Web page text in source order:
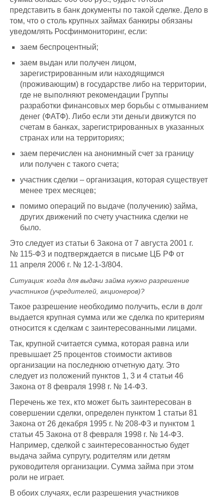
представить в банк документы по такой сделке. Дело в
том, что о столь крупных займах банкиры обязаны
уведомлять Росфинмониторинг, если:
заем беспроцентный;
заем выдан или получен лицом,
зарегистрированным или находящимся
(проживающим) в государстве либо на территории,
где не выполняют рекомендации Группы
разработки финансовых мер борьбы с отмыванием
денег (ФАТФ). Либо если эти деньги движутся по
счетам в банках, зарегистрированных в указанных
странах или на территориях;
заем перечислен на анонимный счет за границу
или получен с такого счета;
участник сделки – организация, которая существует
менее трех месяцев;
помимо операций по выдаче (получению) займа,
других движений по счету участника сделки не
было.
Это следует из статьи 6 Закона от 7 августа 2001 г.
№ 115-ФЗ и подтверждается в письме ЦБ РФ от
11 апреля 2006 г. № 12-1-3/804.
Ситуация: когда для выдачи займа нужно разрешение
участников (учредителей, акционеров)?
Такое разрешение необходимо получить, если в долг
выдается крупная сумма или же сделка по критериям
относится к сделкам с заинтересованными лицами.
Так, крупной считается сумма, которая равна или
превышает 25 процентов стоимости активов
организации на последнюю отчетную дату. Это
следует из положений пунктов 1, 3 и 4 статьи 46
Закона от 8 февраля 1998 г. № 14-ФЗ.
Перечень же тех, кто может быть заинтересован в
совершении сделки, определен пунктом 1 статьи 81
Закона от 26 декабря 1995 г. № 208-ФЗ и пунктом 1
статьи 45 Закона от 8 февраля 1998 г. № 14-ФЗ.
Например, сделкой с заинтересованностью будет
выдача займа супругу, родителям или детям
руководителя организации. Сумма займа при этом
роли не играет.
В обоих случаях, если разрешения участников